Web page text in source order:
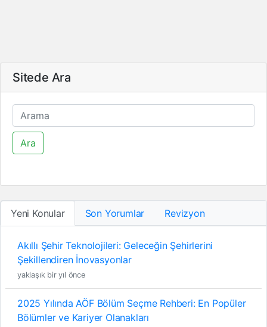
Sitede Ara
Ara
Yeni Konular Son Yorumlar Revizyon
Akıllı Şehir Teknolojileri: Geleceğin Şehirlerini
Şekillendiren İnovasyonlar
yaklaşık bir yıl önce
2025 Yılında AÖF Bölüm Seçme Rehberi: En Popüler
Bölümler ve Kariyer Olanakları